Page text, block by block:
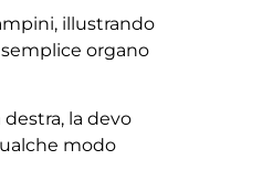
illustrando
organo
la devo
modo